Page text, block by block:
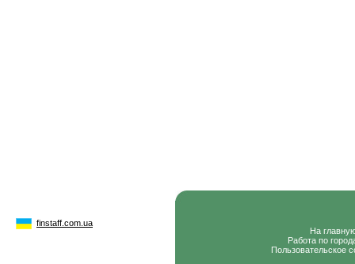
finstaff.com.ua
На
Работа по
Пользовательское